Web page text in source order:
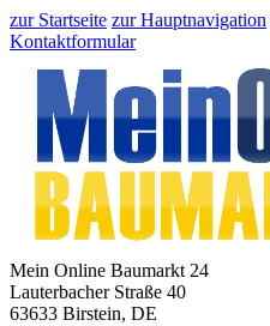
zur Startseite zur Hauptnavigation
Kontaktformular
Mein Online Baumarkt 24
Lauterbacher Straße 40
63633 Birstein, DE